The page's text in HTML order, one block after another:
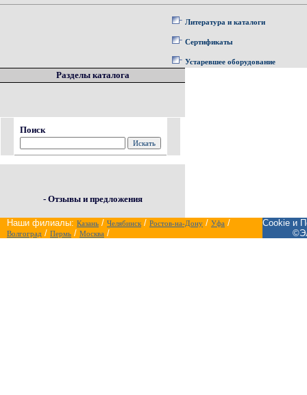
Литература и каталоги
Сертификаты
Устаревшее оборудование
Разделы каталога
Поиск
- Отзывы и предложения
Наши филиалы: Казань / Челябинск/ Ростов-на-Дону / Уфа /
Волгоград / Пермь / Москва /
Cookie и